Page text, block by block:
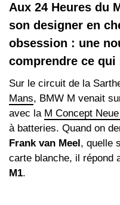
Aux 24 Heures du
son designer en
obsession : une
comprendre ce qui
Sur le circuit de la
Mans, BMW M venait
avec la M Concept
à batteries. Quand on
Frank van Meel , quelle
carte blanche, il répond
M1.